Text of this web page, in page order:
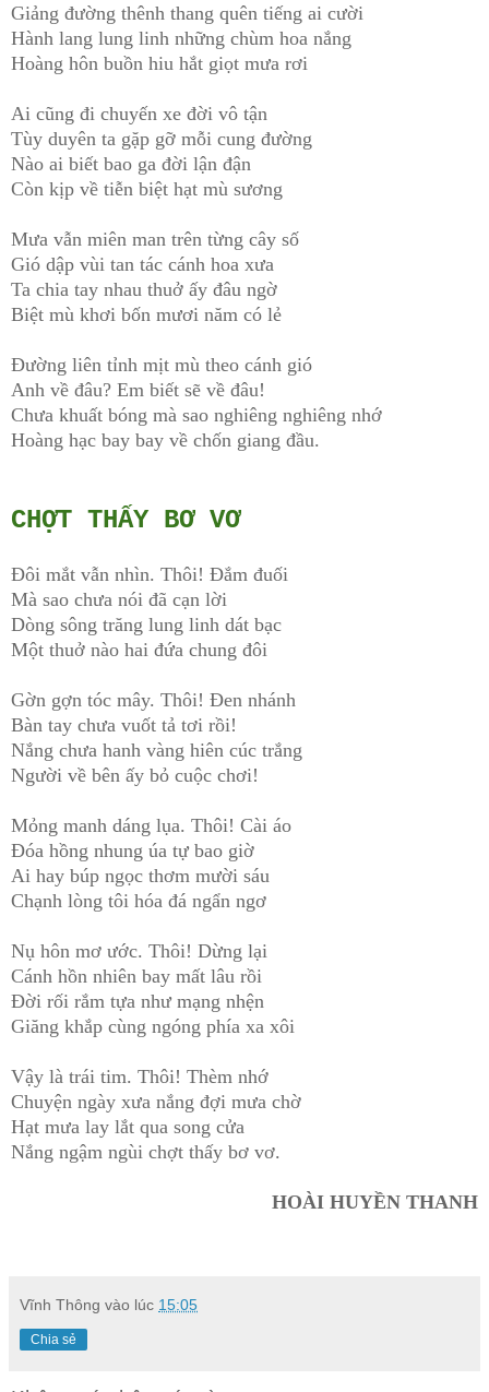
Giảng đường thênh thang quên tiếng ai cười
Hành lang lung linh những chùm hoa nắng
Hoàng hôn buồn hiu hắt giọt mưa rơi
Ai cũng đi chuyến xe đời vô tận
Tùy duyên ta gặp gỡ mỗi cung đường
Nào ai biết bao ga đời lận đận
Còn kịp về tiễn biệt hạt mù sương
Mưa vẫn miên man trên từng cây số
Gió dập vùi tan tác cánh hoa xưa
Ta chia tay nhau thuở ấy đâu ngờ
Biệt mù khơi bốn mươi năm có lẻ
Đường liên tỉnh mịt mù theo cánh gió
Anh về đâu? Em biết sẽ về đâu!
Chưa khuất bóng mà sao nghiêng nghiêng nhớ
Hoàng hạc bay bay về chốn giang đầu.
CHỢT THẤY BƠ VƠ
Đôi mắt vẫn nhìn. Thôi! Đắm đuối
Mà sao chưa nói đã cạn lời
Dòng sông trăng lung linh dát bạc
Một thuở nào hai đứa chung đôi
Gờn gợn tóc mây. Thôi! Đen nhánh
Bàn tay chưa vuốt tả tơi rồi!
Nắng chưa hanh vàng hiên cúc trắng
Người về bên ấy bỏ cuộc chơi!
Mỏng manh dáng lụa. Thôi! Cài áo
Đóa hồng nhung úa tự bao giờ
Ai hay búp ngọc thơm mười sáu
Chạnh lòng tôi hóa đá ngẩn ngơ
Nụ hôn mơ ước. Thôi! Dừng lại
Cánh hồn nhiên bay mất lâu rồi
Đời rối rắm tựa như mạng nhện
Giăng khắp cùng ngóng phía xa xôi
Vậy là trái tim. Thôi! Thèm nhớ
Chuyện ngày xưa nắng đợi mưa chờ
Hạt mưa lay lắt qua song cửa
Nắng ngậm ngùi chợt thấy bơ vơ.
HOÀI HUYỀN THANH
Vĩnh Thông vào lúc 15:05
Chia sẻ